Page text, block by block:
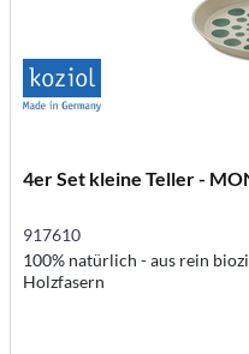
4er Set kleine Teller -
917610
100% natürlich - aus rein
Holzfasern